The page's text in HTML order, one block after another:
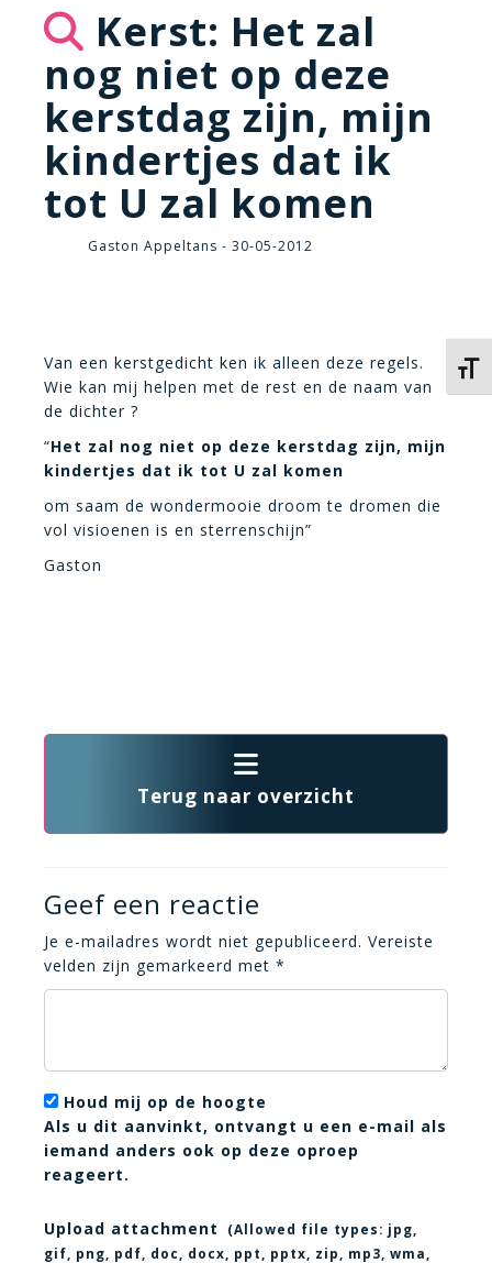
Kerst: Het zal
nog niet op deze
kerstdag zijn, mijn
kindertjes dat ik
tot U zal komen
Gaston Appeltans - 30-05-2012
Van een kerstgedicht ken ik alleen deze regels.
Wie kan mij helpen met de rest en de naam van
de dichter ?
“Het zal nog niet op deze kerstdag zijn, mijn
kindertjes dat ik tot U zal komen
om saam de wondermooie droom te dromen die
vol visioenen is en sterrenschijn”
Gaston
Terug naar overzicht
Geef een reactie
Je e-mailadres wordt niet gepubliceerd. Vereiste
velden zijn gemarkeerd met *
Houd mij op de hoogte
Als u dit aanvinkt, ontvangt u een e-mail als
iemand anders ook op deze oproep
reageert.
Upload attachment (Allowed file types: jpg,
gif, png, pdf, doc, docx, ppt, pptx, zip, mp3, wma,